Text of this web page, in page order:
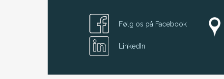
Følg os på Facebook
LinkedIn